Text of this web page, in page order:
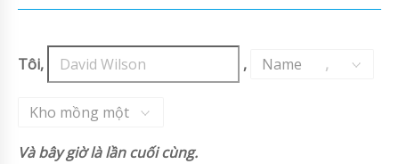
Tôi, , Name ,
Kho mồng một
Và bây giờ là lần cuối cùng.